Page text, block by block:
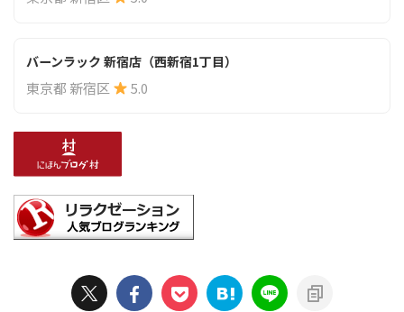
バーンラック 新宿店（西新宿1丁目）
東京都 新宿区 5.0